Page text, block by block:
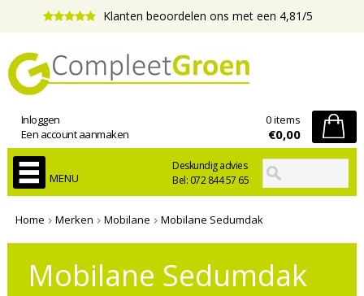
Klanten beoordelen ons met een 4,81/5
Deskundig advies
Bel: 072 844 57 65
Inloggen
Een account aanmaken
0 items
€0,00
MENU
Home Merken Mobilane Mobilane Sedumdak
Mobilane Sedumdak